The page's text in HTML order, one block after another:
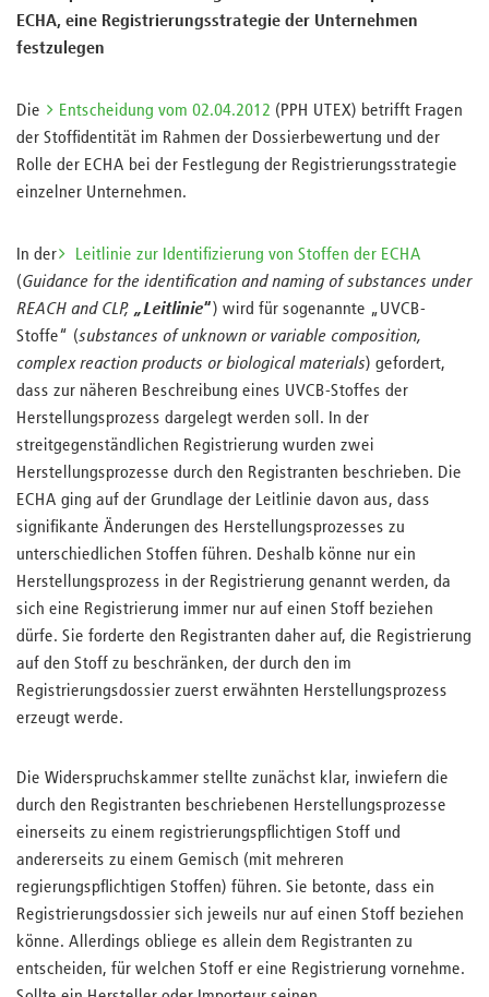
ECHA, eine Registrierungsstrategie der Unternehmen
festzulegen
Die Entscheidung vom 02.04.2012 (PPH UTEX) betrifft Fragen
der Stoffidentität im Rahmen der Dossierbewertung und der
Rolle der ECHA bei der Festlegung der Registrierungsstrategie
einzelner Unternehmen.
In der
Leitlinie zur Identifizierung von Stoffen der ECHA
(Guidance for the identification and naming of substances under
REACH and CLP, „Leitlinie“) wird für sogenannte „UVCB-
Stoffe“ (substances of unknown or variable composition,
complex reaction products or biological materials) gefordert,
dass zur näheren Beschreibung eines UVCB-Stoffes der
Herstellungsprozess dargelegt werden soll. In der
streitgegenständlichen Registrierung wurden zwei
Herstellungsprozesse durch den Registranten beschrieben. Die
ECHA ging auf der Grundlage der Leitlinie davon aus, dass
signifikante Änderungen des Herstellungsprozesses zu
unterschiedlichen Stoffen führen. Deshalb könne nur ein
Herstellungsprozess in der Registrierung genannt werden, da
sich eine Registrierung immer nur auf einen Stoff beziehen
dürfe. Sie forderte den Registranten daher auf, die Registrierung
auf den Stoff zu beschränken, der durch den im
Registrierungsdossier zuerst erwähnten Herstellungsprozess
erzeugt werde.
Die Widerspruchskammer stellte zunächst klar, inwiefern die
durch den Registranten beschriebenen Herstellungsprozesse
einerseits zu einem registrierungspflichtigen Stoff und
andererseits zu einem Gemisch (mit mehreren
regierungspflichtigen Stoffen) führen. Sie betonte, dass ein
Registrierungsdossier sich jeweils nur auf einen Stoff beziehen
könne. Allerdings obliege es allein dem Registranten zu
entscheiden, für welchen Stoff er eine Registrierung vornehme.